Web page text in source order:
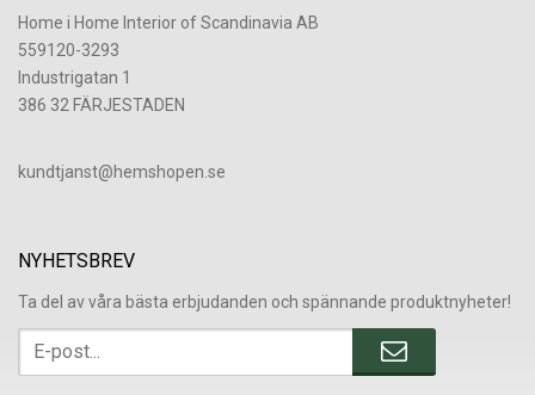
Home i Home Interior of Scandinavia AB
559120-3293
Industrigatan 1
386 32 FÄRJESTADEN
​kundtjanst@hemshopen.se
NYHETSBREV
Ta del av våra bästa erbjudanden och spännande produktnyheter!